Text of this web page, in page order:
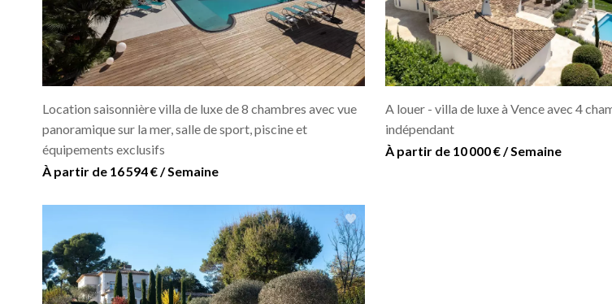
Location saisonnière villa de luxe de 8 chambres avec vue
panoramique sur la mer, salle de sport, piscine et
équipements exclusifs
À partir de 16 594 € / Semaine
A louer - villa de luxe à Vence avec 4
indépendant
À partir de 10 000 € / Semaine